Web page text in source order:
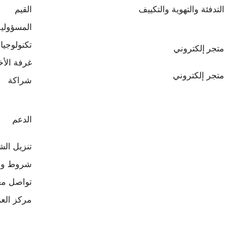
التدفئة والتهوية والتكييف
متجر إلكتروني
متجر إلكتروني
القيم
تكنولوجيا
غرفة
شراكة
الدعم
تنزيل
شروط
تواصل
مركز